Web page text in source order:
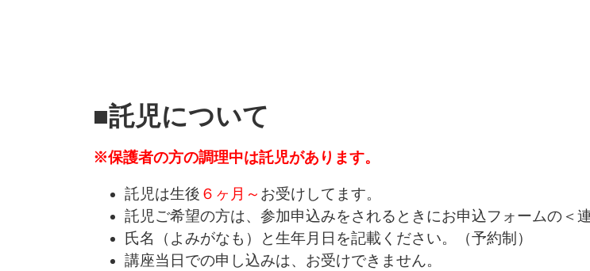
■託児について
※保護者の方の調理中は託児があります。
託児は生後 ６ヶ月～ お受けしてます。
託児ご希望の方は、参加申込みをされるときにお申込フォームの＜
氏名（よみがなも）と生年月日を記載ください。（予約制）
講座当日での申し込みは、お受けできません。